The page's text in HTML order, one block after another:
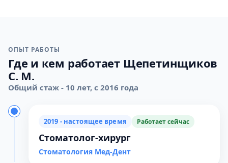
ОПЫТ РАБОТЫ
Где и кем работает Щепетинщиков
С. М.
Общий стаж - 10 лет, с 2016 года
2019 - настоящее время Работает сейчас
Стоматолог-хирург
Стоматология Мед-Дент